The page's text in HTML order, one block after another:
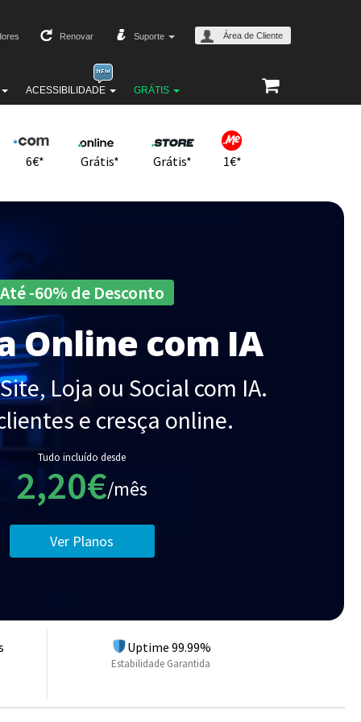
ACESSIBILIDADE GRÁTIS
Renovar Suporte Área de Cliente
6€* Grátis* Grátis* 1€*
Até -60% de Desconto
Online com IA
Loja ou Social com IA.
e cresça online.
Tudo incluído desde
2,20€/mês
Ver Planos
Uptime 99.99%
Estabilidade Garantida